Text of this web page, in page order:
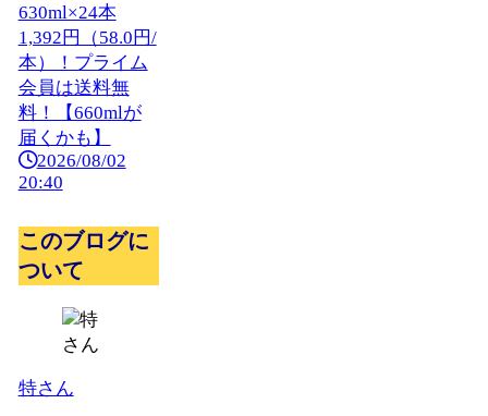
630ml×24本
1,392円（58.0円/
本）！プライム
会員は送料無
料！【660mlが
届くかも】
2026/08/02
20:40
このブログに
ついて
特さん